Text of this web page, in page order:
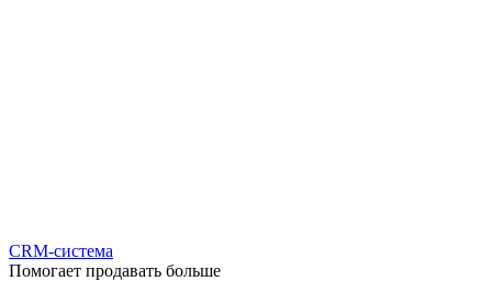
CRM-система
Помогает продавать больше